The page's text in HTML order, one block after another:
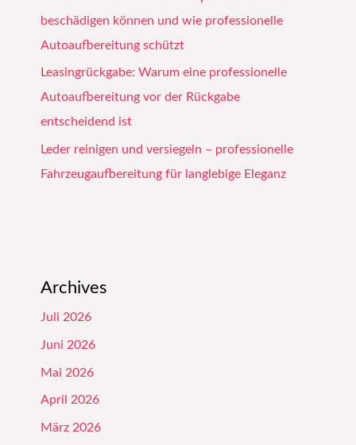
beschädigen können und wie professionelle
Autoaufbereitung schützt
Leasingrückgabe: Warum eine professionelle
Autoaufbereitung vor der Rückgabe
entscheidend ist
Leder reinigen und versiegeln – professionelle
Fahrzeugaufbereitung für langlebige Eleganz
Archives
Juli 2026
Juni 2026
Mai 2026
April 2026
März 2026